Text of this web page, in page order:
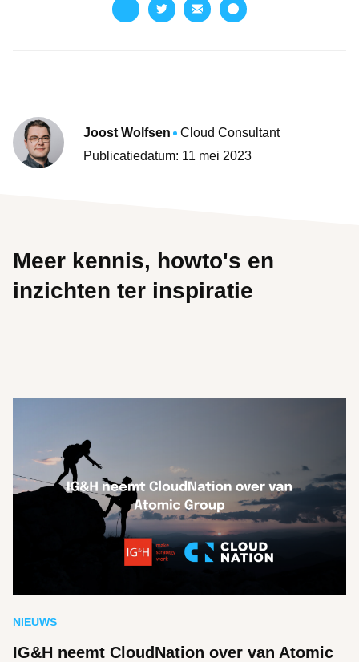
Joost Wolfsen
Cloud Consultant
Publicatiedatum: 11 mei 2023
Meer kennis, howto's en
inzichten ter inspiratie
NIEUWS
IG&H neemt CloudNation over van Atomic